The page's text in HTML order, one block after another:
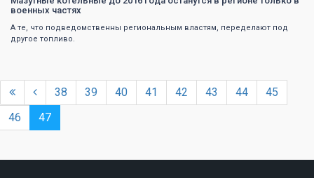
военных частях
А те, что подведомственны региональным властям, переделают под
другое топливо.
38 39 40 41 42 43 44
45
46
47